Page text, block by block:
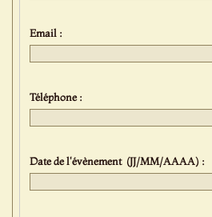
Email :
Téléphone :
Date de l'évènement (JJ/MM/AAAA) :